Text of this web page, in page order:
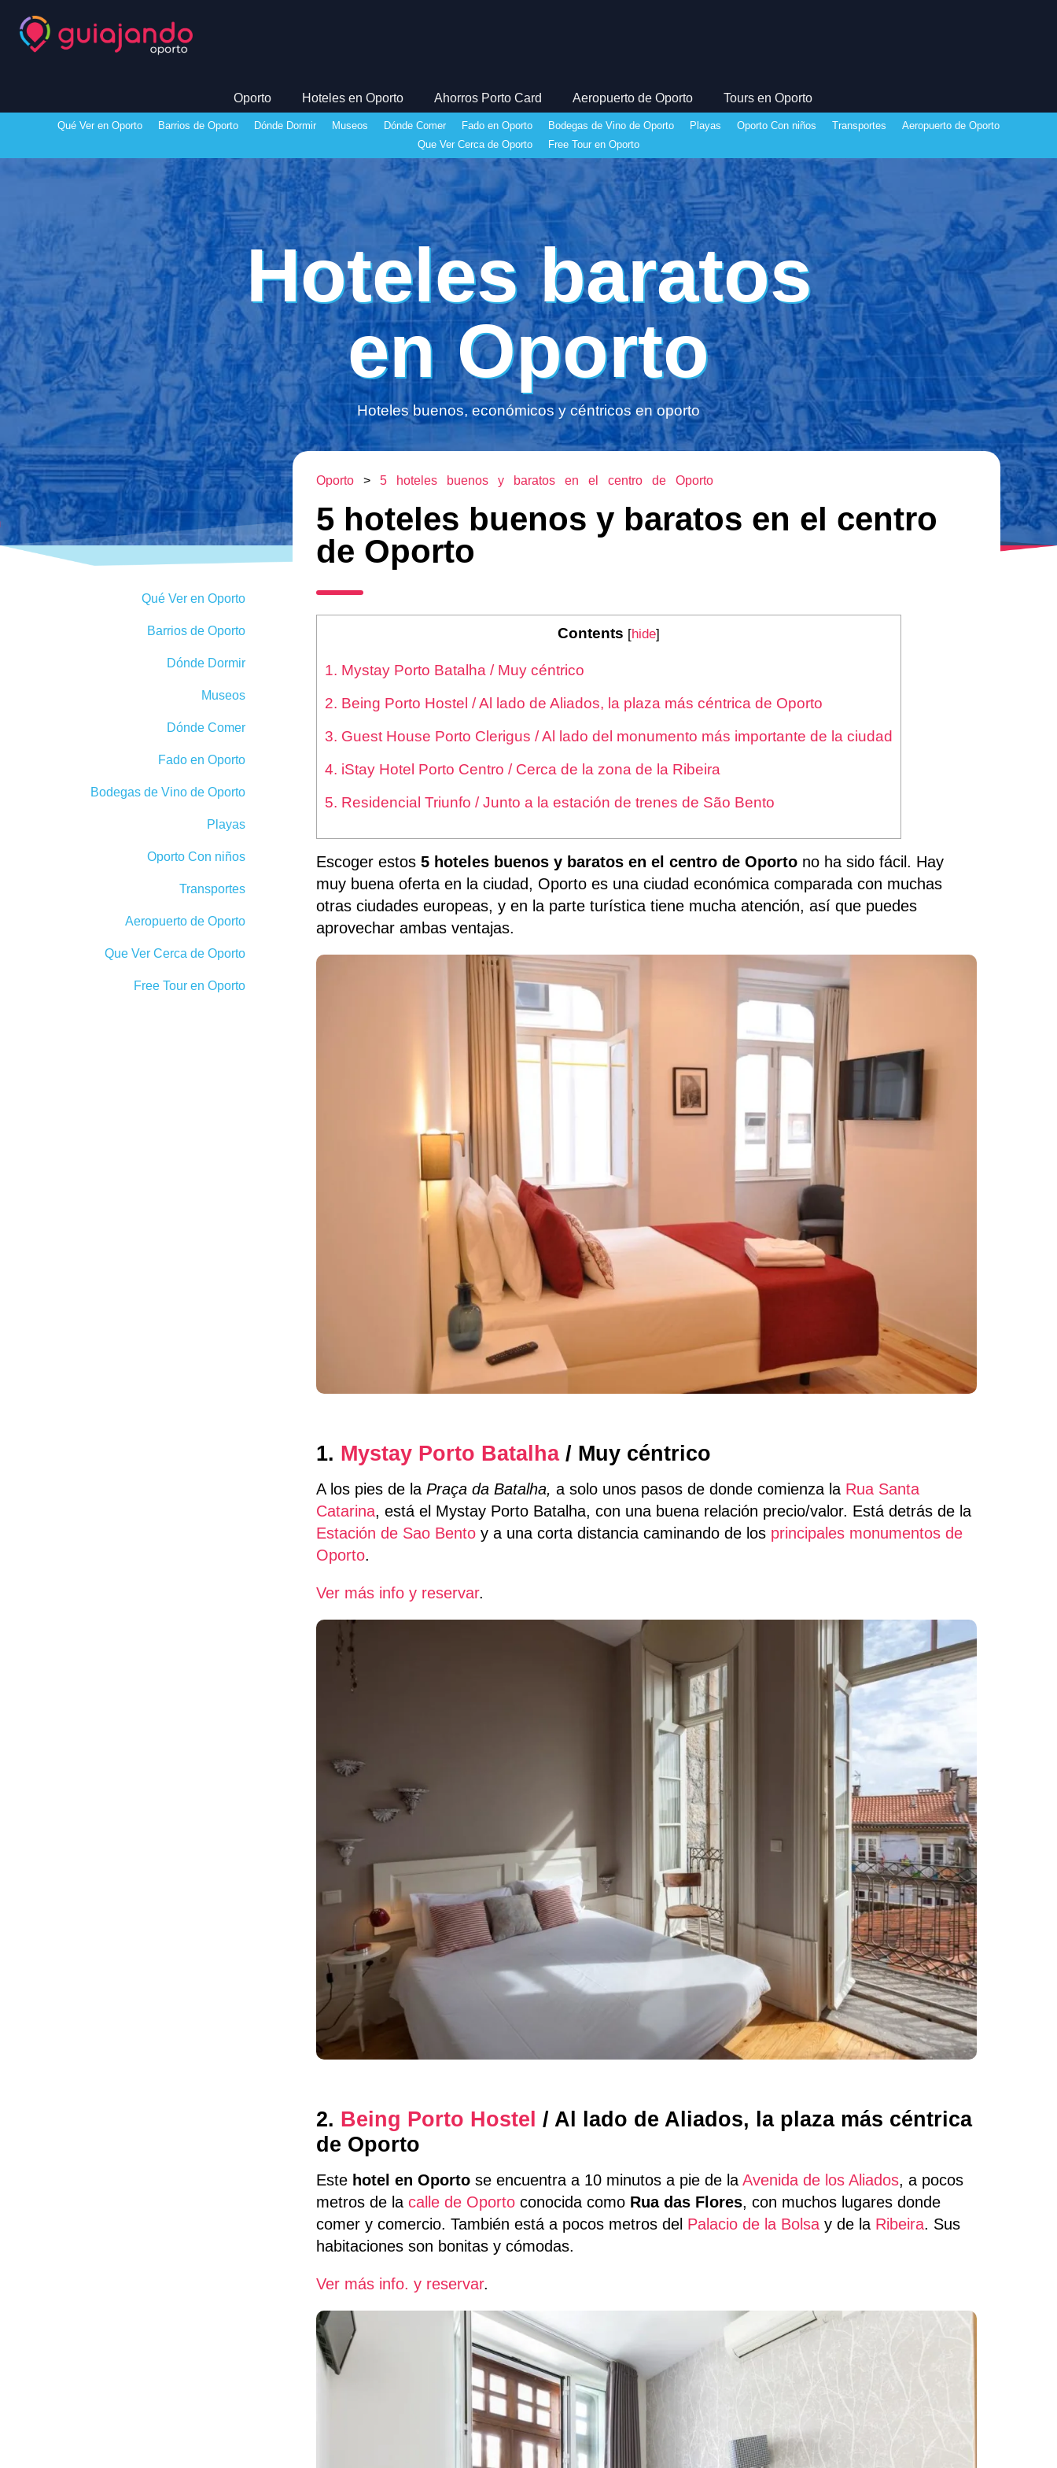
Oporto Hoteles en Oporto Ahorros Porto Card Aeropuerto de Oporto Tours en Oporto
Qué Ver en Oporto Barrios de Oporto Dónde Dormir Museos Dónde Comer Fado en Oporto Bodegas de Vino de Oporto Playas Oporto Con niños Transportes
Aeropuerto de Oporto
Que Ver Cerca de Oporto
Free Tour en Oporto
Hoteles baratos
en Oporto
Hoteles buenos, económicos y céntricos en oporto
Qué Ver en Oporto
Barrios de Oporto
Dónde Dormir
Museos
Dónde Comer
Fado en Oporto
Bodegas de Vino de Oporto
Playas
Oporto Con niños
Transportes
Aeropuerto de Oporto
Que Ver Cerca de Oporto
Free Tour en Oporto
Oporto > 5 hoteles buenos y baratos en el centro de Oporto
5 hoteles buenos y baratos en el centro
de Oporto
Contents [hide]
1. Mystay Porto Batalha / Muy céntrico
2. Being Porto Hostel / Al lado de Aliados, la plaza más céntrica de Oporto
3. Guest House Porto Clerigus / Al lado del monumento más importante de la ciudad
4. iStay Hotel Porto Centro / Cerca de la zona de la Ribeira
5. Residencial Triunfo / Junto a la estación de trenes de São Bento
Escoger estos 5 hoteles buenos y baratos en el centro de Oporto no ha sido fácil. Hay
muy buena oferta en la ciudad, Oporto es una ciudad económica comparada con muchas
otras ciudades europeas, y en la parte turística tiene mucha atención, así que puedes
aprovechar ambas ventajas.
1. Mystay Porto Batalha/ Muy céntrico
A los pies de la Praça da Batalha, a solo unos pasos de donde comienza la Rua Santa
Catarina, está el Mystay Porto Batalha, con una buena relación precio/valor. Está detrás de la
Estación de Sao Bento y a una corta distancia caminando de los principales monumentos de
Oporto.
Ver más info y reservar.
2. Being Porto Hostel / Al lado de Aliados, la plaza más céntrica
de Oporto
Este hotel en Oporto se encuentra a 10 minutos a pie de la Avenida de los Aliados, a pocos
metros de la calle de Oporto conocida como Rua das Flores, con muchos lugares donde
comer y comercio. También está a pocos metros del Palacio de la Bolsa y de la Ribeira. Sus
habitaciones son bonitas y cómodas.
Ver más info. y reservar.